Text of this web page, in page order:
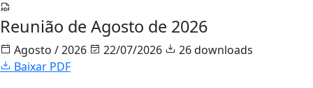
Reunião de Agosto de 2026
Agosto / 2026 22/07/2026
26 downloads
Baixar PDF